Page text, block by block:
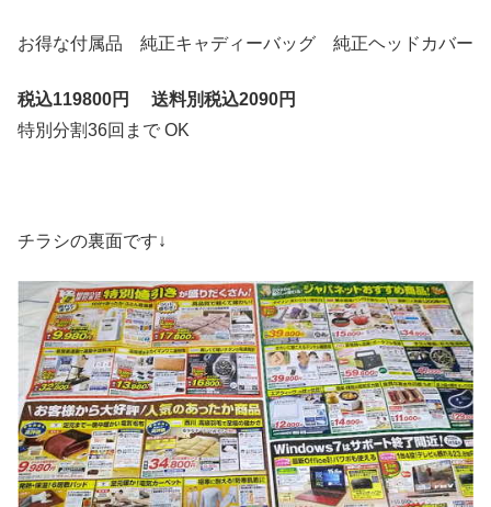
お得な付属品 純正キャディーバッグ 純正ヘッドカバー
税込119800円 送料別税込2090円
特別分割36回まで OK
チラシの裏面です↓